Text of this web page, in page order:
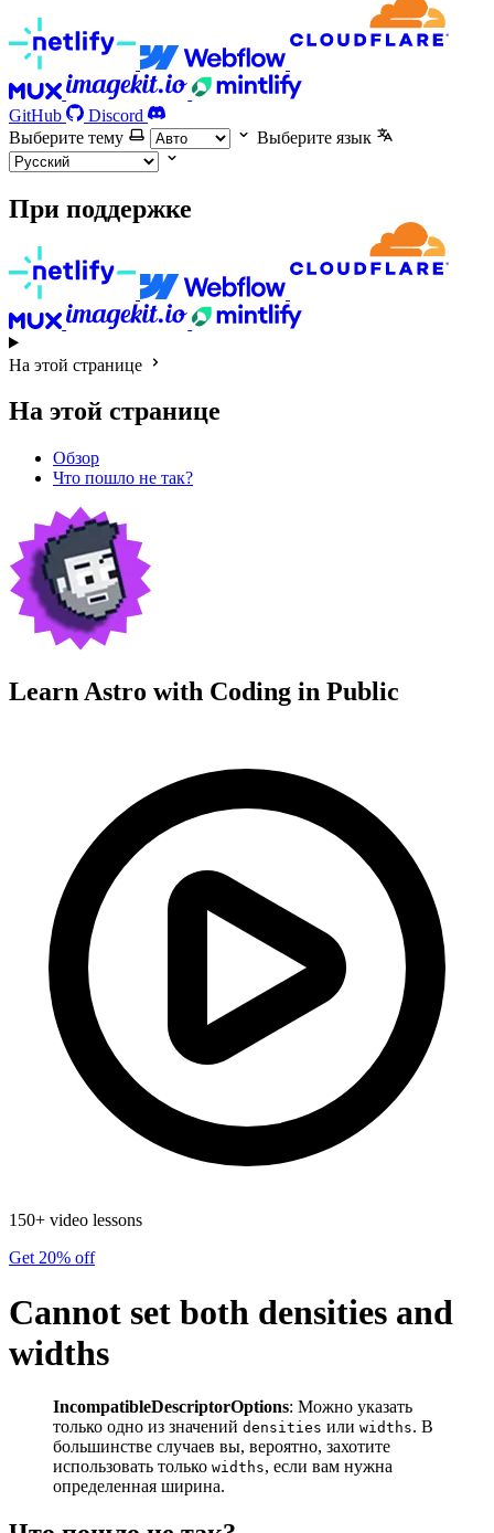
GitHub
Discord
Выберите тему
Выберите язык
При поддержке
На этой странице
На этой странице
Обзор
Что пошло не так?
Learn Astro with Coding in Public
150+ video lessons
Get 20% off
Cannot set both densities and
widths
IncompatibleDescriptorOptions: Можно указать
только одно из значений densities или widths. В
большинстве случаев вы, вероятно, захотите
использовать только widths, если вам нужна
определенная ширина.